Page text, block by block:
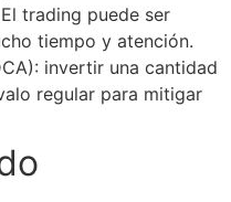
trading puede ser
tiempo y atención.
invertir una cantidad
regular para mitigar